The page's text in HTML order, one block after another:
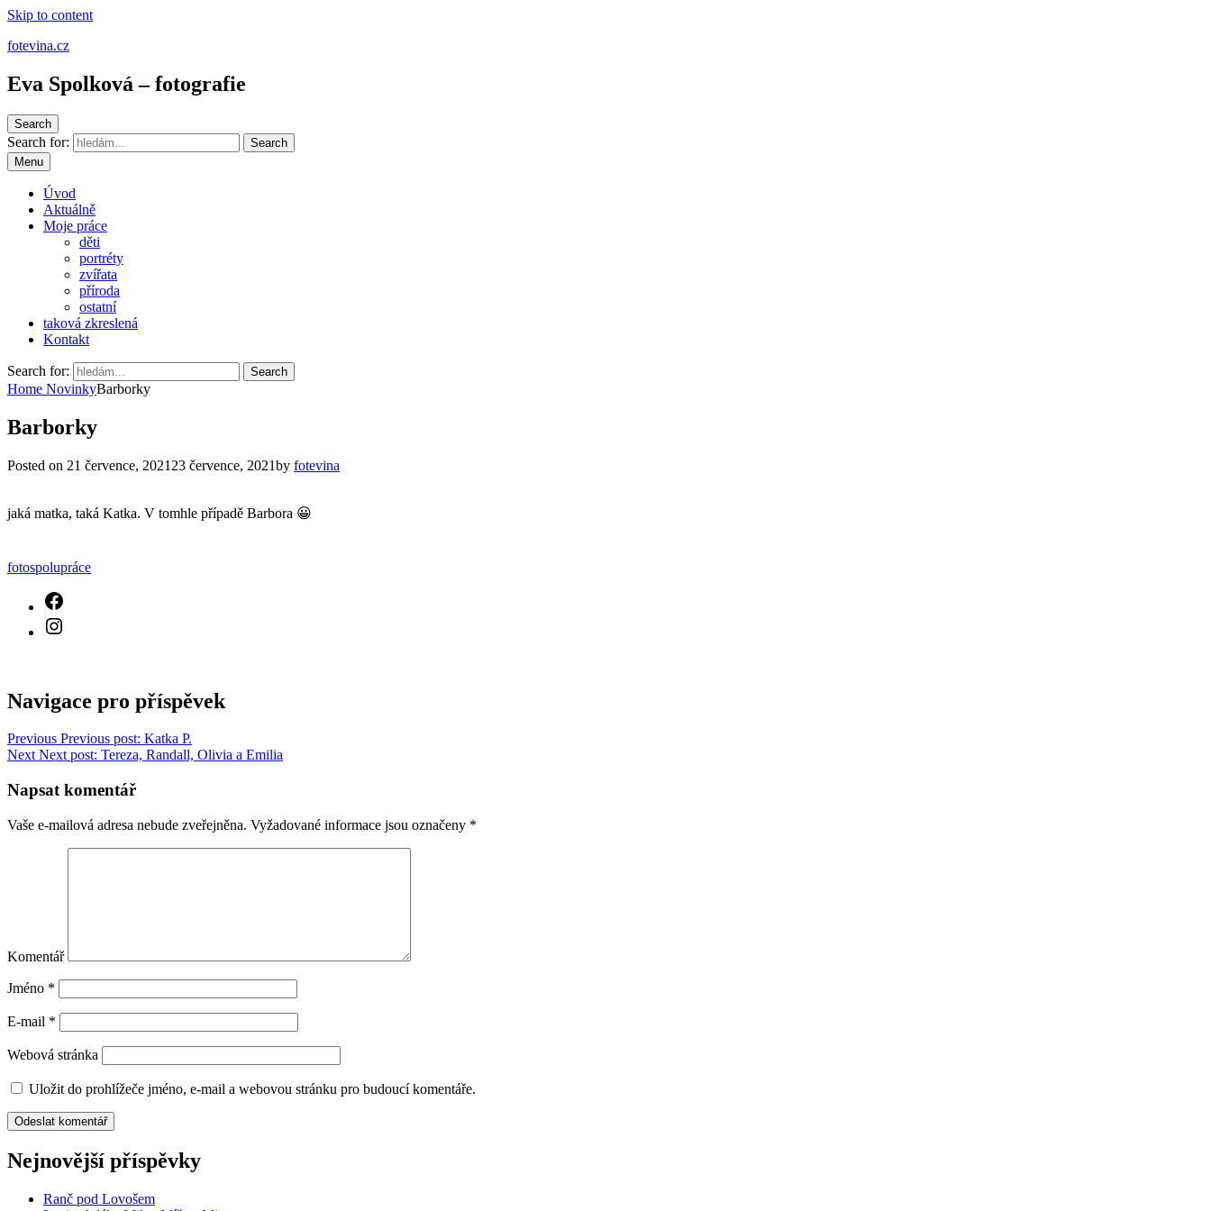
Skip to content
fotevina.cz
Eva Spolková – fotografie
Search
Search for:
Search
Menu
Úvod
Aktuálně
Moje práce
děti
portréty
zvířata
příroda
ostatní
taková zkreslená
Kontakt
Search for: Search
Home NovinkyBarborky
Barborky
Posted on 21 července, 2021 23 července, 2021by fotevina
jaká matka, taká Katka. V tomhle případě Barbora 😀
fotospolupráce
Navigace pro příspěvek
Previous Previous post: Katka P.
Next Next post: Tereza, Randall, Olivia a Emilia
Napsat komentář
Vaše e-mailová adresa nebude zveřejněna. Vyžadované informace jsou označeny *
Komentář
Jméno *
E-mail *
Webová stránka
Uložit do prohlížeče jméno, e-mail a webovou stránku pro budoucí komentáře.
Nejnovější příspěvky
Ranč pod Lovošem